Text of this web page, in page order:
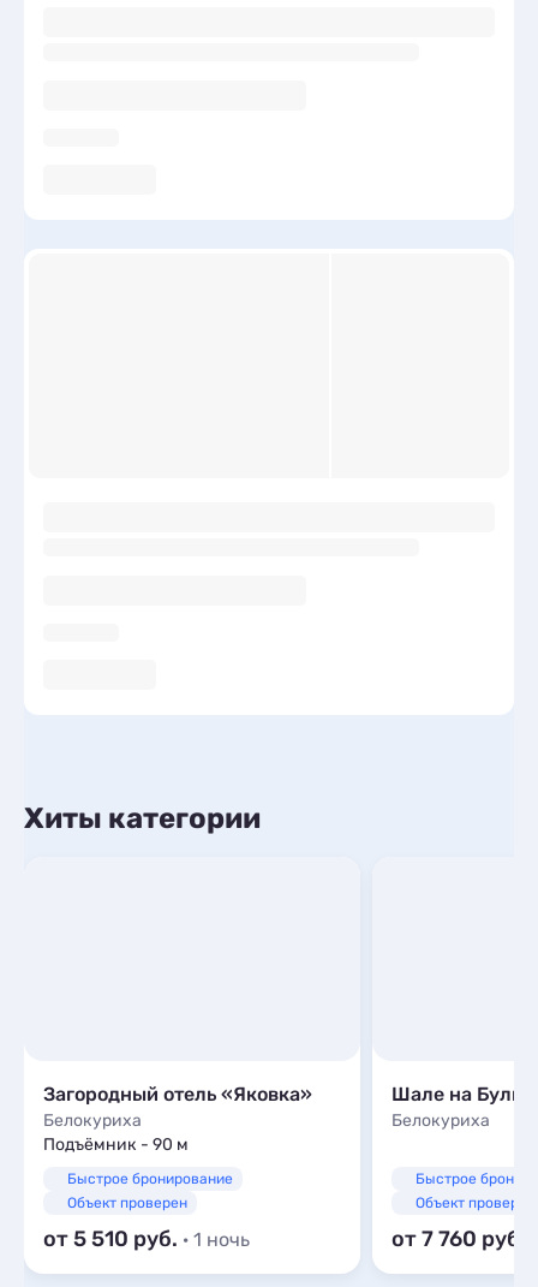
Хиты категории
Загородный отель «Яковка»
Белокуриха
Подъёмник - 90 м
Быстрое бронирование
Объект проверен
от 5 510 · 1 ночь
Шале на
Белокуриха
Быстрое
Объект проверен
от 7 760